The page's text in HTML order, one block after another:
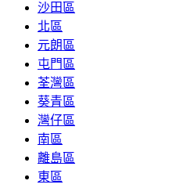
沙田區
北區
元朗區
屯門區
荃灣區
葵青區
灣仔區
南區
離島區
東區